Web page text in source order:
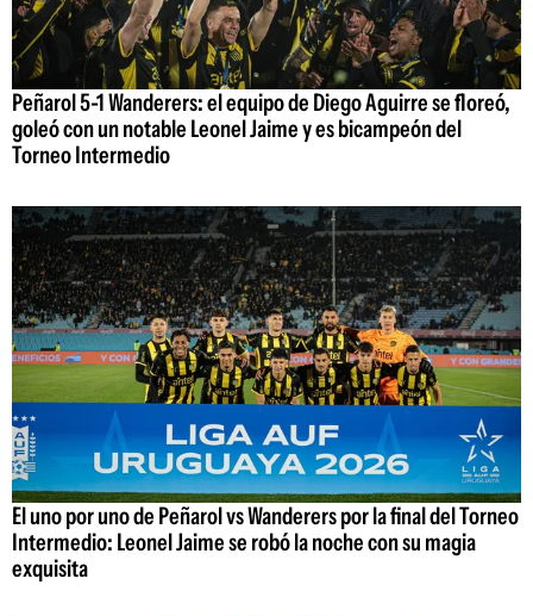
Peñarol 5-1 Wanderers: el equipo de Diego Aguirre se floreó,
goleó con un notable Leonel Jaime y es bicampeón del
Torneo Intermedio
El uno por uno de Peñarol vs Wanderers por la final del Torneo
Intermedio: Leonel Jaime se robó la noche con su magia
exquisita